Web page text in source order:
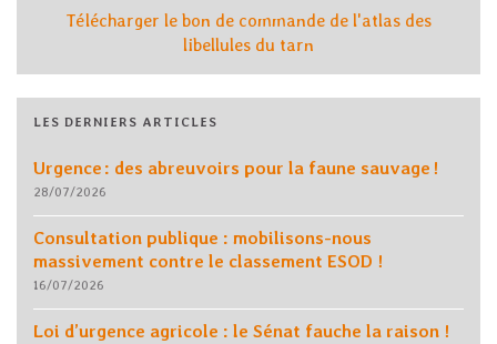
Télécharger le bon de commande de l'atlas des
libellules du tarn
LES DERNIERS ARTICLES
Urgence : des abreuvoirs pour la faune sauvage !
28/07/2026
Consultation publique : mobilisons-nous
massivement contre le classement ESOD !
16/07/2026
Loi d’urgence agricole : le Sénat fauche la raison !